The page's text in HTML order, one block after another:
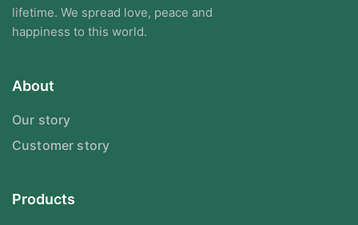
lifetime. We spread love, peace and
happiness to this world.
About
Our story
Customer story
Products